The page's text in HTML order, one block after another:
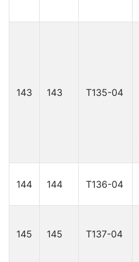
143 143 Т135-04
144 144 Т136-04
145 145 Т137-04